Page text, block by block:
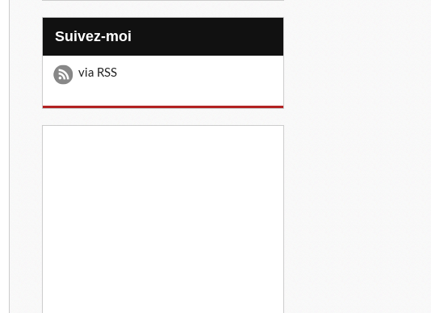
Suivez-moi
via RSS